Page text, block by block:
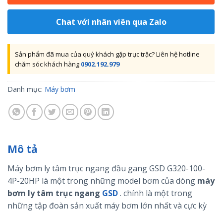
Chat với nhân viên qua Zalo
Sản phẩm đã mua của quý khách gặp trục trặc? Liên hệ hotline
chăm sóc khách hàng 0902.192.979
Danh mục: Máy bơm
Mô tả
Máy bơm ly tâm trục ngang đầu gang GSD G320-100-
4P-20HP là một trong những model bơm của dòng máy
bơm ly tâm trục ngang GSD. chính là một trong
những tập đoàn sản xuất máy bơm lớn nhất và cực kỳ